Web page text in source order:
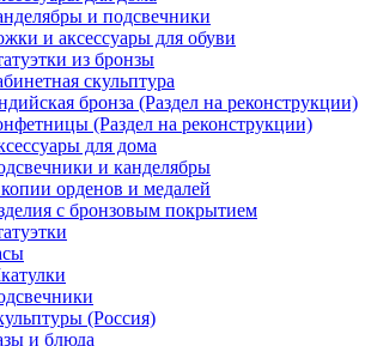
и подсвечники
и аксессуары для обуви
из бронзы
скульптура
бронза (Раздел на реконструкции)
(Раздел на реконструкции)
для дома
и канделябры
орденов и медалей
с бронзовым покрытием
(Россия)
и блюда